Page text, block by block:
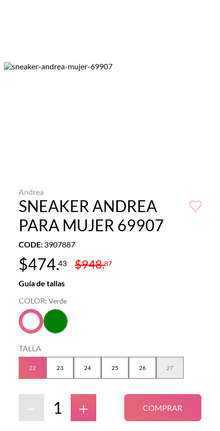
Andrea
SNEAKER ANDREA
PARA MUJER 69907
CODE: 3907887
$474.43 $948.87
Guía de tallas
COLOR: Verde
TALLA
22 23 24 25 26 27
＋
－ COMPRAR